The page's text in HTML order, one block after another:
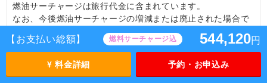
【お支払い総額】 燃料サーチャージ込 544,120円
¥ 料金詳細 予約・お申込み
燃油サーチャージは旅行代金に含まれています。
なお、今後燃油サーチャージの増減または廃止された場合で
も旅行代金に変更はございません。
【その他諸税追加】